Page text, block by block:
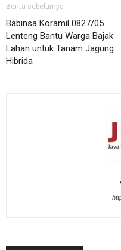
Berita sebelumya
Babinsa Koramil 0827/05
Lenteng Bantu Warga Bajak
Lahan untuk Tanam Jagung
Hibrida